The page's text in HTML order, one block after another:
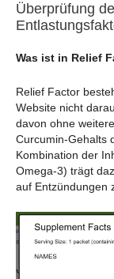
Überprüfung
Was ist in Relief
Relief Factor
Website nicht
davon ohne
Curcumin-Gehalts
Kombination der
Omega-3) trägt
auf Entzündungen